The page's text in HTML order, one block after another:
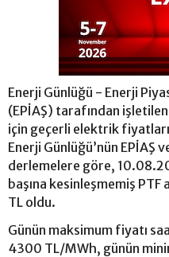
Enerji Günlüğü - Enerji
(EPİAŞ) tarafından
için geçerli elektrik
Enerji Günlüğü’nün EPİAŞ
derlemelere göre,
başına kesinleşmemiş
TL oldu.
Günün maksimum fiyatı
4300 TL/MWh, günün